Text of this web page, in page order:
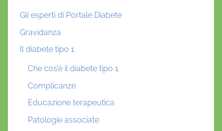
Gli esperti di Portale Diabete
Gravidanza
Il diabete tipo 1
Che cos’è il diabete tipo 1
Complicanze
Educazione terapeutica
Patologie associate